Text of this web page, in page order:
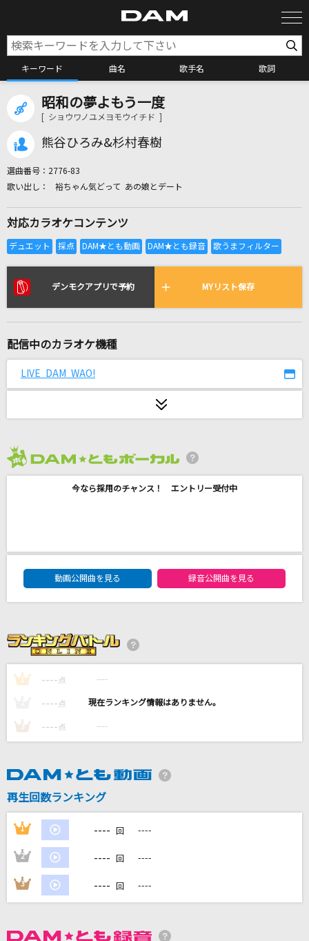
キーワード 曲名 歌手名 歌詞
カラオケ検索
全国りれき
リアルタイムで歌われている曲の一覧
[生音]歌舞伎町の女王
Catch You Catch Me
Every Little Thing
真っ赤なLip
KANA-BOON
ダーリン
Mrs. GREEN APPLE
あんなヤツ
doriko feat.初音ミク
カラオケ最新情報をチェック！
昭和の夢よもう一度
[ ショウワノユメヨモウイチド ]
熊谷ひろみ&杉村春樹
選曲番号： 2776-83
裕ちゃん気どって あの娘とデート
対応カラオケコンテンツ
デンモクアプリで予約 MYリスト保存
配信中のカラオケ機種
LIVE DAM WAO!
今なら採用のチャンス！ エントリー受付中
DAM★ともボーカルエントリーランキング
動画公開曲を見る
録音公開曲を見る
1 ---- 点 ----
---- 点 ----
3 ---- 点 ----
再生回数ランキング
1 ---- 回 ----
2 ---- 回 ----
3 ---- 回 ----